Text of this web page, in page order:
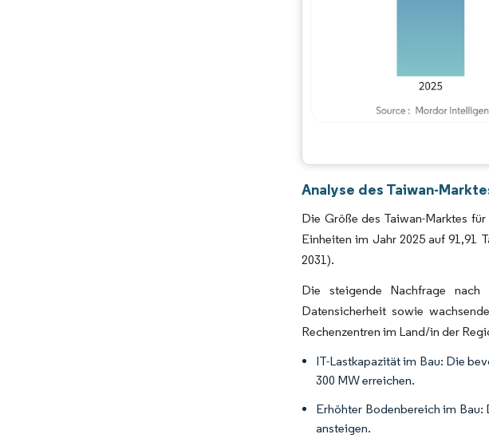
Bild © Mordor Intelligence.
Analyse des Taiwan-
Die Größe des Taiwan-Marktes
Einheiten im Jahr 2025 auf 91,91
2031).
Die steigende Nachfrage nach
Datensicherheit sowie
Rechenzentren im Land/in der
IT-Lastkapazität im Bau: Die
300 MW erreichen.
Erhöhter Bodenbereich im
ansteigen.